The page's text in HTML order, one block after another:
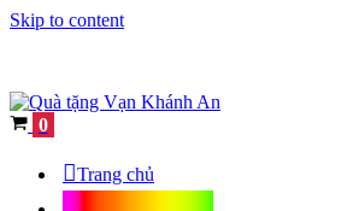
Skip to content
Cart
0
Trang chủ